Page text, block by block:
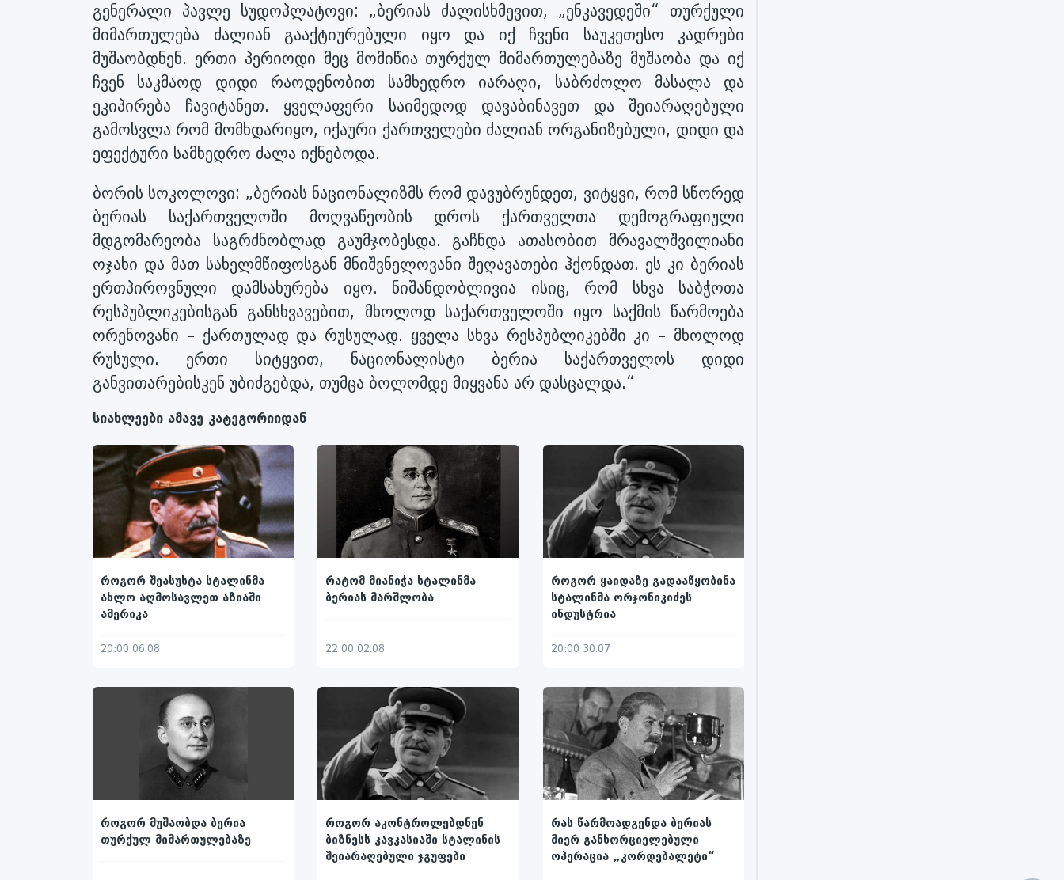
გენერალი პავლე სუდოპლატოვი: „ბერიას ძალისხმევით, „ენკავედეში“ თურქული
მიმართულება ძალიან გააქტიურებული იყო და იქ ჩვენი საუკეთესო კადრები
მუშაობდნენ. ერთი პერიოდი მეც მომიწია თურქულ მიმართულებაზე მუშაობა და იქ
ჩვენ საკმაოდ დიდი რაოდენობით სამხედრო იარაღი, საბრძოლო მასალა და
ეკიპირება ჩავიტანეთ. ყველაფერი საიმედოდ დავაბინავეთ და შეიარაღებული
გამოსვლა რომ მომხდარიყო, იქაური ქართველები ძალიან ორგანიზებული, დიდი და
ეფექტური სამხედრო ძალა იქნებოდა.
ბორის სოკოლოვი: „ბერიას ნაციონალიზმს რომ დავუბრუნდეთ, ვიტყვი, რომ სწორედ
ბერიას საქართველოში მოღვაწეობის დროს ქართველთა დემოგრაფიული
მდგომარეობა საგრძნობლად გაუმჯობესდა. გაჩნდა ათასობით მრავალშვილიანი
ოჯახი და მათ სახელმწიფოსგან მნიშვნელოვანი შეღავათები ჰქონდათ. ეს კი ბერიას
ერთპიროვნული დამსახურება იყო. ნიშანდობლივია ისიც, რომ სხვა საბჭოთა
რესპუბლიკებისგან განსხვავებით, მხოლოდ საქართველოში იყო საქმის წარმოება
ორენოვანი – ქართულად და რუსულად. ყველა სხვა რესპუბლიკებში კი – მხოლოდ
რუსული. ერთი სიტყვით, ნაციონალისტი ბერია საქართველოს დიდი
განვითარებისკენ უბიძგებდა, თუმცა ბოლომდე მიყვანა არ დასცალდა.“
სიახლეები ამავე კატეგორიიდან
როგორ შეასუსტა სტალინმა
ახლო აღმოსავლეთ აზიაში
ამერიკა
20:00 06.08
რატომ მიანიჭა სტალინმა
ბერიას მარშლობა
22:00 02.08
როგორ ყაიდაზე გადააწყობინა
სტალინმა ორჯონიკიძეს
ინდუსტრია
20:00 30.07
როგორ მუშაობდა ბერია
თურქულ მიმართულებაზე
როგორ აკონტროლებდნენ
ბიზნესს კავკასიაში სტალინის
შეიარაღებული ჯგუფები
რას წარმოადგენდა ბერიას
მიერ განხორციელებული
ოპერაცია „კორდებალეტი“